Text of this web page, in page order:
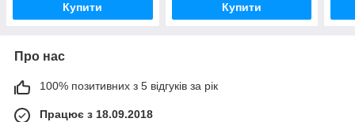
Купити Купити
Про нас
100% позитивних з 5 відгуків за рік
Працює з 18.09.2018